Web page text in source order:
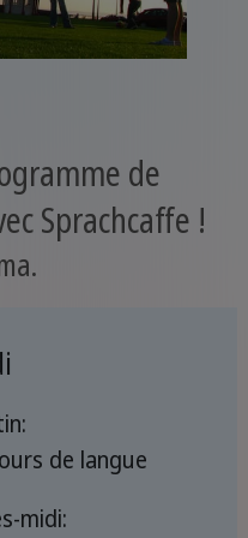
de
Sprachcaffe !
de langue
midi: